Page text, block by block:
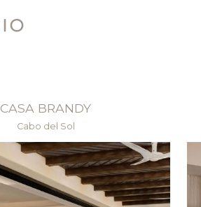
CASA BRANDY
Cabo del Sol